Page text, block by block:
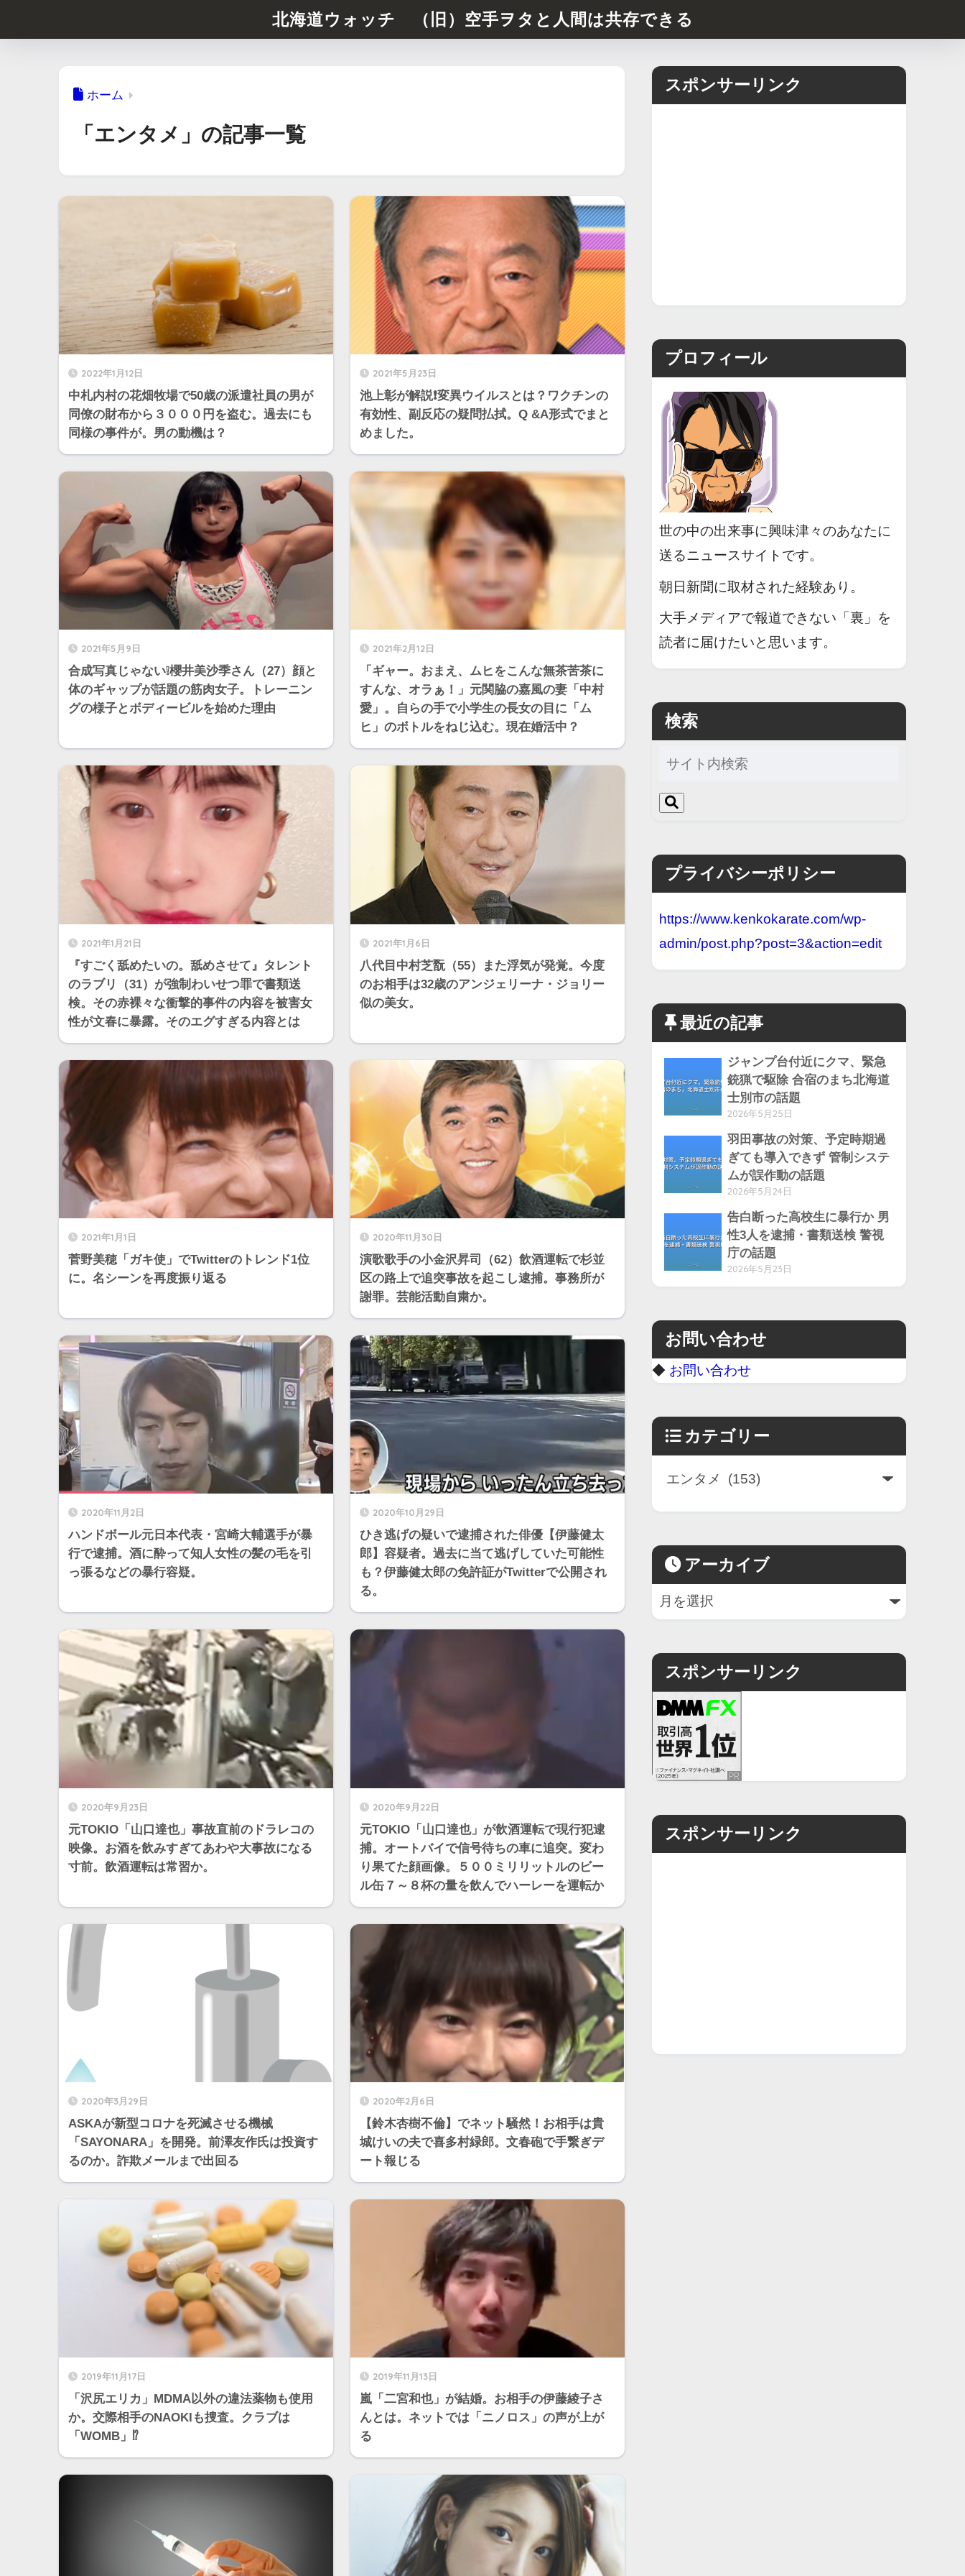
北海道ウォッチ （旧）空手ヲタと人間は共存できる
ホーム
「エンタメ」の記事一覧
2022年1月12日
中札内村の花畑牧場で50歳の派遣社員の男が
同僚の財布から３０００円を盗む。過去にも
同様の事件が。男の動機は？
2021年5月23日
池上彰が解説❗️変異ウイルスとは？ワクチンの
有効性、副反応の疑問払拭。Q &A形式でまと
めました。
2021年5月9日
合成写真じゃない❕櫻井美沙季さん（27）顔と
体のギャップが話題の筋肉女子。トレーニン
グの様子とボディービルを始めた理由
2021年2月12日
「ギャー。おまえ、ムヒをこんな無茶苦茶に
すんな、オラぁ！」元関脇の嘉風の妻「中村
愛」。自らの手で小学生の長女の目に「ム
ヒ」のボトルをねじ込む。現在婚活中？
2021年1月21日
『すごく舐めたいの。舐めさせて』タレント
のラブリ（31）が強制わいせつ罪で書類送
検。その赤裸々な衝撃的事件の内容を被害女
性が文春に暴露。そのエグすぎる内容とは
2021年1月6日
八代目中村芝翫（55）また浮気が発覚。今度
のお相手は32歳のアンジェリーナ・ジョリー
似の美女。
2021年1月1日
菅野美穂「ガキ使」でTwitterのトレンド1位
に。名シーンを再度振り返る
2020年11月30日
演歌歌手の小金沢昇司（62）飲酒運転で杉並
区の路上で追突事故を起こし逮捕。事務所が
謝罪。芸能活動自粛か。
2020年11月2日
ハンドボール元日本代表・宮崎大輔選手が暴
行で逮捕。酒に酔って知人女性の髪の毛を引
っ張るなどの暴行容疑。
2020年10月29日
ひき逃げの疑いで逮捕された俳優【伊藤健太
郎】容疑者。過去に当て逃げしていた可能性
も？伊藤健太郎の免許証がTwitterで公開され
る。
2020年9月23日
元TOKIO「山口達也」事故直前のドラレコの
映像。お酒を飲みすぎてあわや大事故になる
寸前。飲酒運転は常習か。
2020年9月22日
元TOKIO「山口達也」が飲酒運転で現行犯逮
捕。オートバイで信号待ちの車に追突。変わ
り果てた顔画像。５００ミリリットルのビー
ル缶７～８杯の量を飲んでハーレーを運転か
2020年3月29日
ASKAが新型コロナを死滅させる機械
「SAYONARA」を開発。前澤友作氏は投資す
るのか。詐欺メールまで出回る
2020年2月6日
【鈴木杏樹不倫】でネット騒然！お相手は貴
城けいの夫で喜多村緑郎。文春砲で手繋ぎデ
ート報じる
2019年11月17日
「沢尻エリカ」MDMA以外の違法薬物も使用
か。交際相手のNAOKIも捜査。クラブは
「WOMB」⁉︎
2019年11月13日
嵐「二宮和也」が結婚。お相手の伊藤綾子さ
んとは。ネットでは「ニノロス」の声が上が
る
スポンサーリンク
プロフィール
世の中の出来事に興味津々のあなたに
送るニュースサイトです。
朝日新聞に取材された経験あり。
大手メディアで報道できない「裏」を
読者に届けたいと思います。
検索
プライバシーポリシー
https://www.kenkokarate.com/wp-
admin/post.php?post=3&action=edit
最近の記事
ジャンプ台付近にクマ、緊急
銃猟で駆除 合宿のまち北海道
士別市の話題
2026年5月25日
羽田事故の対策、予定時期過
ぎても導入できず 管制システ
ムが誤作動の話題
2026年5月24日
告白断った高校生に暴行か 男
性3人を逮捕・書類送検 警視
庁の話題
2026年5月23日
お問い合わせ
◆ お問い合わせ
カテゴリー
アーカイブ
スポンサーリンク
スポンサーリンク